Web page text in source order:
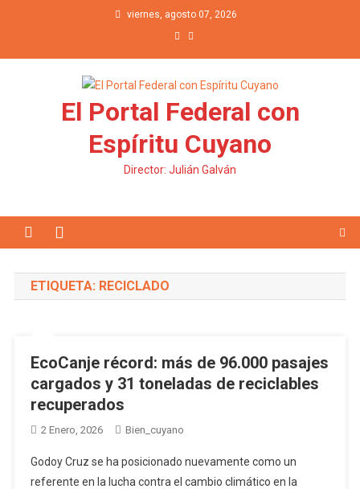
viernes, agosto 07, 2026
El Portal Federal con
Espíritu Cuyano
Director: Julián Galván
ETIQUETA: RECICLADO
EcoCanje récord: más de 96.000 pasajes
cargados y 31 toneladas de reciclables
recuperados
2 Enero, 2026 Bien_cuyano
Godoy Cruz se ha posicionado nuevamente como un
referente en la lucha contra el cambio climático en la